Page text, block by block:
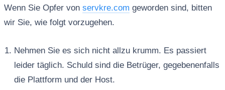
Wenn Sie Opfer von servkre.com geworden sind, bitten
wir Sie, wie folgt vorzugehen.
Nehmen Sie es sich nicht allzu krumm. Es passiert
leider täglich. Schuld sind die Betrüger, gegebenenfalls
die Plattform und der Host.